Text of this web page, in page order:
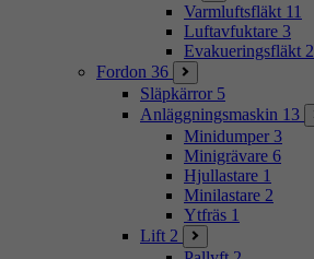
Varmluftsfläkt 11
Luftavfuktare 3
Evakueringsfläkt 2
Fordon 36
Släpkärror 5
Anläggningsmaskin 13
Minidumper 3
Minigrävare 6
Hjullastare 1
Minilastare 2
Ytfräs 1
Lift 2